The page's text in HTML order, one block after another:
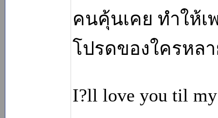
คนคุ้นเคย ทำให้เ
โปรดของใครหล
I?ll love you til